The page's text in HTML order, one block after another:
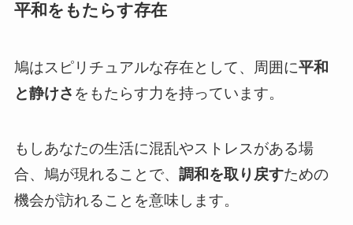
平和をもたらす存在
鳩はスピリチュアルな存在として、周囲に平和
と静けさ をもたらす力を持っています。
もしあなたの生活に混乱やストレスがある場
合、鳩が現れることで、 調和を取り戻すための
機会が訪れることを意味します。